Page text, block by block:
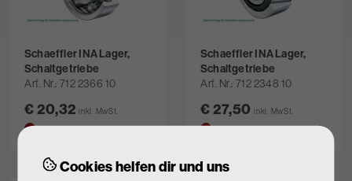
Schaeffler INA Lager,
Schaltgetriebe
Art. Nr. 712 2366 10
€ 20,32inkl. MwSt.
nicht lagernd
Schaeffler INA Lager,
Schaltgetriebe
Art. Nr. 712 2348 10
€ 27,50inkl. MwSt.
nicht lagernd
Cookies helfen dir und uns